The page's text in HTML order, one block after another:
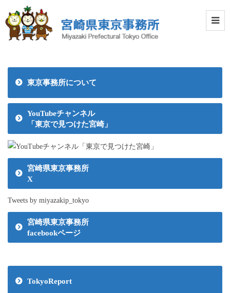
東京事務所について
YouTubeチャンネル
「東京で見つけた宮崎」
宮崎県東京事務所
X
Tweets by miyazakip_tokyo
宮崎県東京事務所
facebookページ
TokyoReport